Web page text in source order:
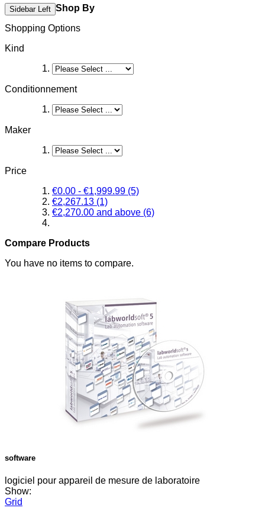
Sidebar Left Shop By
Shopping Options
Kind
Conditionnement
Maker
Price
€0.00 - €1,999.99 (5)
€2,267.13 (1)
€2,270.00 and above (6)
Compare Products
You have no items to compare.
software
logiciel pour appareil de mesure de laboratoire
Show:
Grid